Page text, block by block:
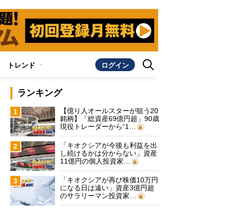
トレンド ログイン
ランキング
1
【億り人オールスターが狙う20
銘柄】「総資産69億円超」90歳
現役トレーダーから“1…
2
「キオクシアが今後も利益を出
し続けるかは分からない」資産
11億円の個人投資家…
3
「キオクシアが再び株価10万円
になる日は遠い」資産3億円超
のサラリーマン投資家…